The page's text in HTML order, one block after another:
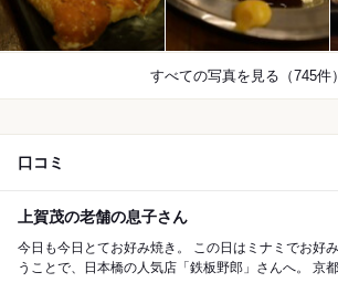
すべての写真を見る（745件）
口コミ
上賀茂の老舗の息子さん
今日も今日とてお好み焼き。 この日はミナミでお好み焼きハシゴ。 とい
うことで、日本橋の人気店「鉄板野郎」さんへ。 京都は御薗橋にも同名